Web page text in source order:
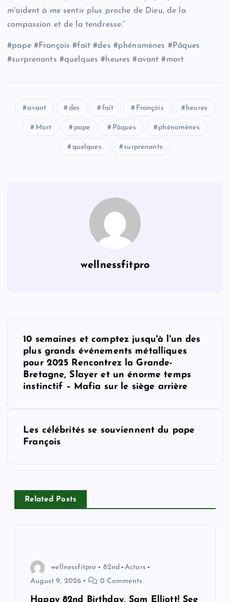
m'aident à me sentir plus proche de Dieu, de la
compassion et de la tendresse.”
#pape #François #fait #des #phénomènes #Pâques
#surprenants #quelques #heures #avant #mort
avant des fait François heures
Mort pape Pâques phénomènes
quelques surprenants
wellnessfitpro
10 semaines et comptez jusqu'à l'un des
plus grands événements métalliques
pour 2025 Rencontrez la Grande-
Bretagne, Slayer et un énorme temps
instinctif – Mafia sur le siège arrière
Les célébrités se souviennent du pape
François
Related Posts
wellnessfitpro 82nd
Actors
August 9, 2026
0 Comments
Happy 82nd Birthday, Sam Elliott! See